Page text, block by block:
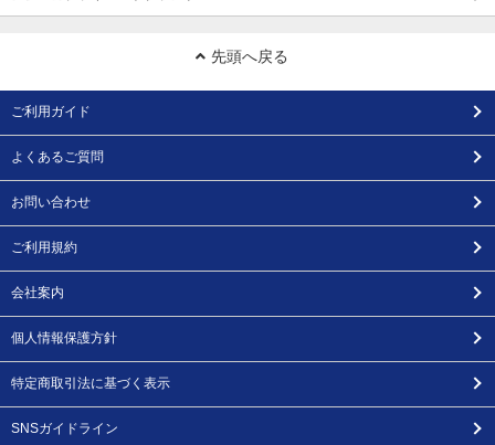
先頭へ戻る
ご利用ガイド
よくあるご質問
お問い合わせ
ご利用規約
会社案内
個人情報保護方針
特定商取引法に基づく表示
SNSガイドライン